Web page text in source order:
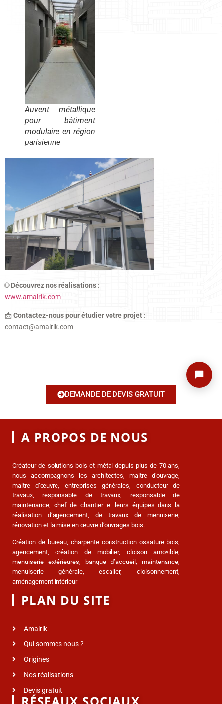
Auvent métallique
pour bâtiment
modulaire en région
parisienne
🌐Découvrez nos réalisations :
www.amalrik.com
📩 Contactez-nous pour étudier votre projet :
contact@amalrik.com
DEMANDE DE DEVIS GRATUIT
A PROPOS DE NOUS
Créateur de solutions bois et métal depuis plus de 70 ans,
nous accompagnons les architectes, maitre d’ouvrage,
maitre d’œuvre, entreprises générales, conducteur de
travaux, responsable de travaux, responsable de
maintenance, chef de chantier et leurs équipes dans la
réalisation d’agencement, de travaux de menuiserie,
rénovation et la mise en œuvre d’ouvrages bois.
Création de bureau, charpente construction ossature bois,
agencement, création de mobilier, cloison amovible,
menuiserie extérieures, banque d’accueil, maintenance,
menuiserie générale, escalier, cloisonnement,
aménagement intérieur
PLAN DU SITE
Amalrik
Qui sommes nous ?
Origines
Nos réalisations
Devis gratuit
RÉSEAUX SOCIAUX